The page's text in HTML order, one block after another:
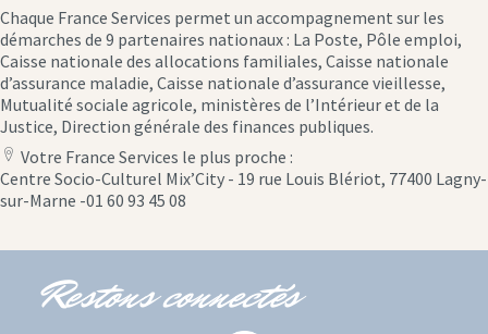
Chaque France Services permet un accompagnement sur les
démarches de 9 partenaires nationaux : La Poste, Pôle emploi,
Caisse nationale des allocations familiales, Caisse nationale
d’assurance maladie, Caisse nationale d’assurance vieillesse,
Mutualité sociale agricole, ministères de l’Intérieur et de la
Justice, Direction générale des finances publiques.
location
icon
Votre France Services le plus proche :
Centre Socio-Culturel Mix’City - 19 rue Louis Blériot, 77400 Lagny-
sur-Marne -01 60 93 45 08
Restons connectés